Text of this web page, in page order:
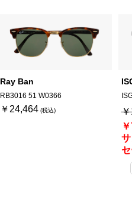
Ray Ban
RB3016 51 W0366
￥24,464